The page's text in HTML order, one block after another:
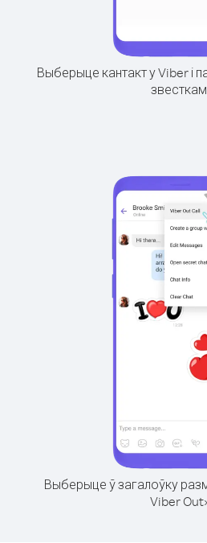
Выберыце кантакт у Viber і
Выберыце ў загалоўку
Viber